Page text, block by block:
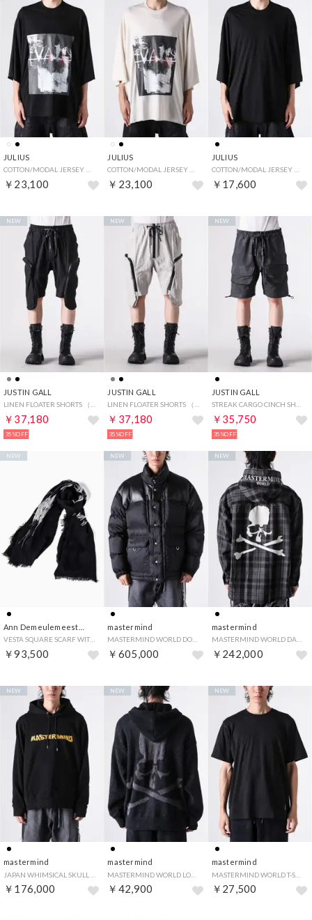
JULIUS
￥23,100
JULIUS
￥23,100
JULIUS
￥17,600
JUSTIN GALL
￥37,180
NEW
35%OFF
JUSTIN GALL
￥37,180
NEW
35%OFF
JUSTIN GALL
￥35,750
NEW
35%OFF
VESTA SQUARE SCARF WITH LOVERS PRINT （Black）
￥93,500
NEW
mastermind
MASTERMIND WORLD DOWN JACKET （BLACK）
￥605,000
NEW
mastermind
MASTERMIND WORLD DAMAGED HOODED PLAID SHIRT （BLACK）
￥242,000
NEW
mastermind
￥176,000
NEW
mastermind
￥42,900
NEW
mastermind
MASTERMIND WORLD T-SHIRT & TRUNKS SET （BLACK）
￥27,500
NEW